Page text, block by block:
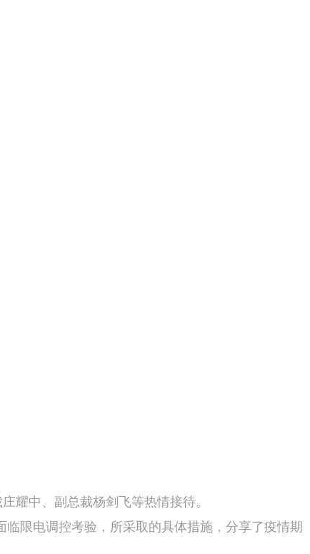
中、副总裁杨剑飞等热情接待。
限电调控考验，所采取的具体措施，分享了疫情期